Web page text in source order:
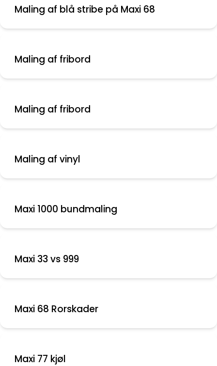
Maling af blå stribe på Maxi 68
Maling af fribord
Maling af fribord
Maling af vinyl
Maxi 1000 bundmaling
Maxi 33 vs 999
Maxi 68 Rorskader
Maxi 77 kjøl